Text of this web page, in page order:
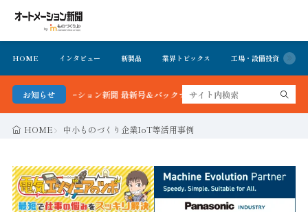
HOME インタビュー 新製品 業界トピックス 工場・設備投資
お知らせ
オートメーション新聞 最新号＆バックナンバーを無料で公開中 詳細はこちら
HOME 中小ものづくり企業IoT等活用事例